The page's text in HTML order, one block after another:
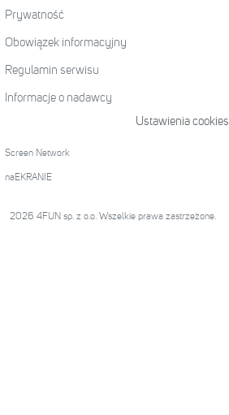
Prywatność
Obowiązek informacyjny
Regulamin serwisu
Informacje o nadawcy
Ustawienia cookies
Screen Network
naEKRANIE
2026 4FUN sp. z o.o. Wszelkie prawa zastrzeżone.